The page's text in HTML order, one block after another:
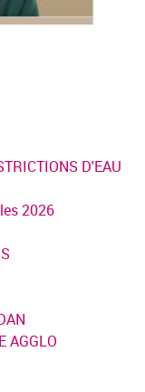
D'EAU
2026
AGGLO